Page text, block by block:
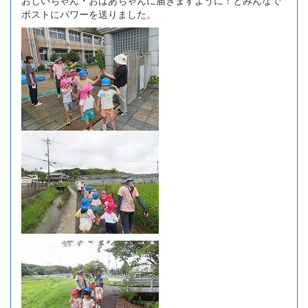
ポストにパワーを送りました。